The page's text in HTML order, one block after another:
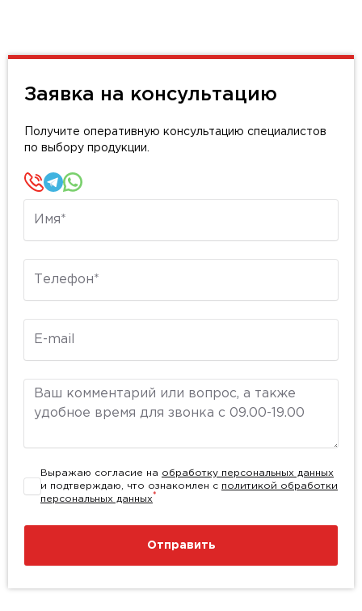
Заявка на консультацию
Получите оперативную консультацию специалистов
по выбору продукции.
Комментарий
Выражаю согласие на обработку персональных данных
и подтверждаю, что ознакомлен с политикой обработки
персональных данных*
Отправить